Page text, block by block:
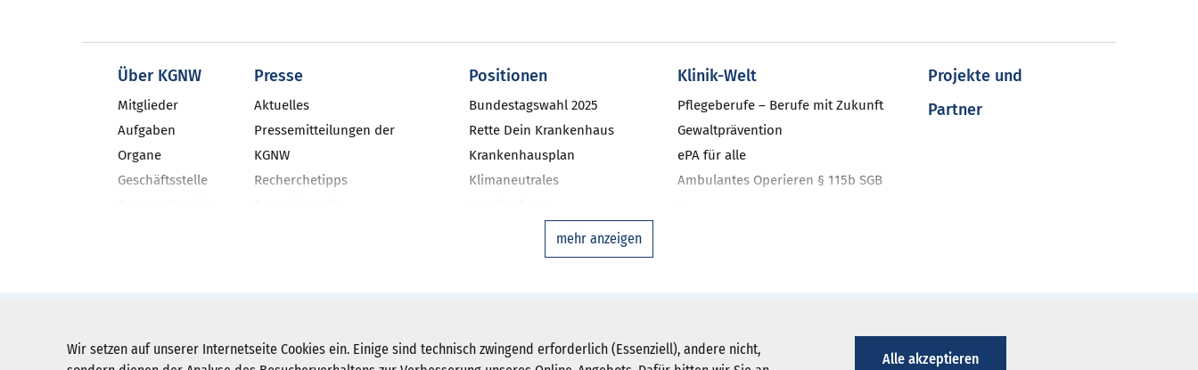
Wir setzen auf unserer Internetseite Cookies ein. Einige sind technisch zwingend erforderlich (Essenziell), andere nicht,
Alle akzeptieren
Über KGNW
Mitglieder
Aufgaben
Organe
Geschäftsstelle
Presse
Aktuelles
Pressemitteilungen der
KGNW
Recherchetipps
Positionen
Bundestagswahl 2025
Rette Dein Krankenhaus
Krankenhausplan
Klimaneutrales
Investitionsbarometer NRW
Landtagswahl 2022
Klinik-Welt
Pflegeberufe – Berufe mit Zukunft
Gewaltprävention
ePA für alle
Ambulantes Operieren § 115b SGB
Krankenhausstatistiken
Projekte und
Partner
mehr anzeigen
Newsletter abonnieren
KGNW - Krankenhausgesellschaft Nordrhein-Westfalen e. V.